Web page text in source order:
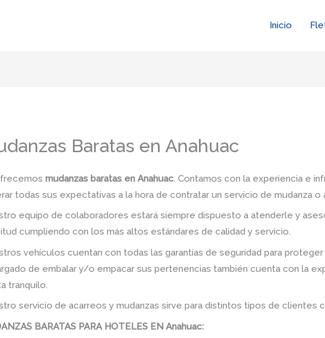
Inicio
Baratas en Anahuac
mudanzas baratas en Anahuac . Contamos con la experiencia e
todas sus expectativas a la hora de contratar un servicio de mudanza o
equipo de colaboradores estará siempre dispuesto a atenderle y
cumpliendo con los más altos estándares de calidad y servicio.
vehículos cuentan con todas las garantías de seguridad para
de embalar y/o empacar sus pertenencias también cuenta con la
tranquilo.
servicio de acarreos y mudanzas sirve para distintos tipos de clientes
BARATAS PARA HOTELES EN Anahuac: